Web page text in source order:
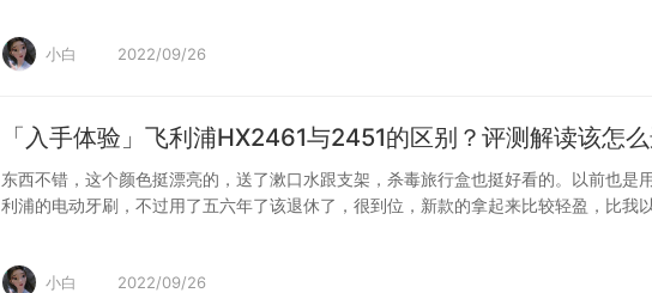
小白 2022/09/26
「入手体验」飞利浦HX2461与2451的区别？评测解读该怎
东西不错，这个颜色挺漂亮的，送了漱口水跟支架，杀毒旅行盒也挺好看的。以前也是
利浦的电动牙刷，不过用了五六年了该退休了，很到位，新款的拿起来比较轻盈，比我
小白 2022/09/26